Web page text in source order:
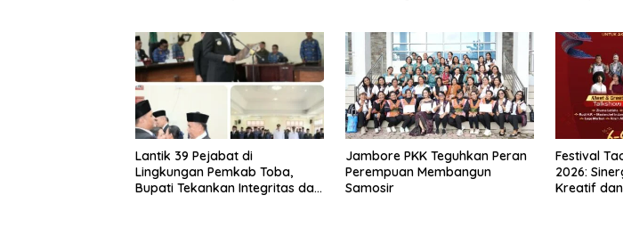
Lantik 39 Pejabat di
Lingkungan Pemkab Toba,
Bupati Tekankan Integritas dan
Jambore PKK Teguhkan Peran
Perempuan Membangun
Samosir
Festival
2026:
Kreatif